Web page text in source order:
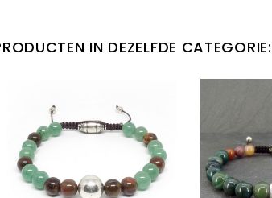
IN DEZELFDE CATEGORIE: